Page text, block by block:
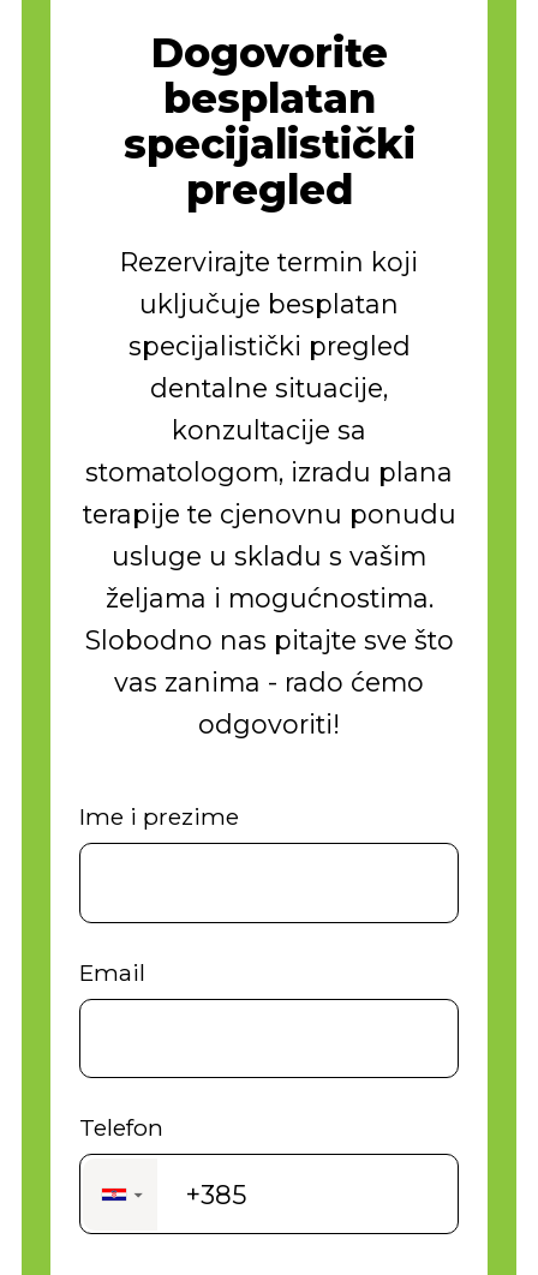
Dogovorite
besplatan
specijalistički
pregled
Rezervirajte termin koji
uključuje besplatan
specijalistički pregled
dentalne situacije,
konzultacije sa
stomatologom, izradu plana
terapije te cjenovnu ponudu
usluge u skladu s vašim
željama i mogućnostima.
Slobodno nas pitajte sve što
vas zanima - rado ćemo
odgovoriti!
Ime i prezime
Email
Telefon
▼ +385